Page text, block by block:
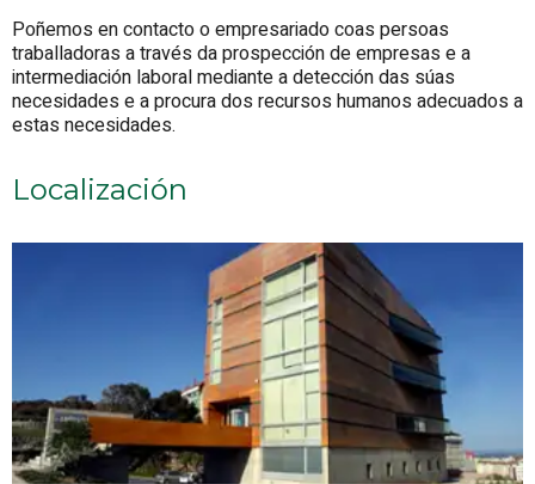
Poñemos en contacto o empresariado coas persoas
traballadoras a través da prospección de empresas e a
intermediación laboral mediante a detección das súas
necesidades e a procura dos recursos humanos adecuados a
estas necesidades.
Localización